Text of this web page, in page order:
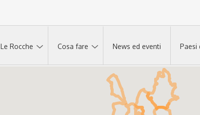
Le Rocche Cosa fare News ed eventi Paesi